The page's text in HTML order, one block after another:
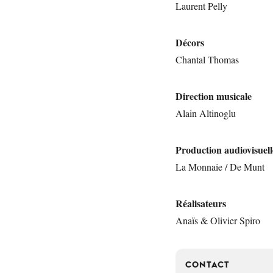
Laurent Pelly
Décors
Chantal Thomas
Direction musicale
Alain Altinoglu
Production
La Monnaie / De Munt
Réalisateurs
Anaïs & Olivier Spiro
CONTACT